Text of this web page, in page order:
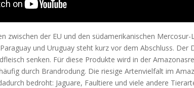
zwischen der EU und den südamerikanischen Mercosur-
und Uruguay steht kurz vor dem Abschluss. Der
senken. Für diese Produkte wird in der
durch Brandrodung. Die riesige Artenvielfalt im
bedroht: Jaguare, Faultiere und viele andere